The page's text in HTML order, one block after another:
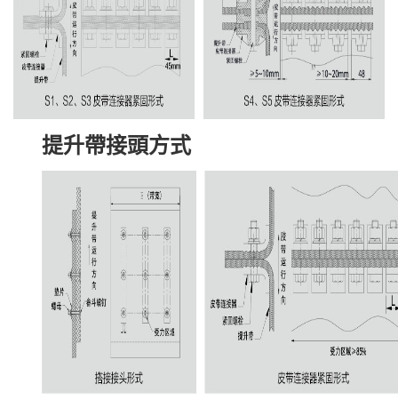
提升帶接頭方式